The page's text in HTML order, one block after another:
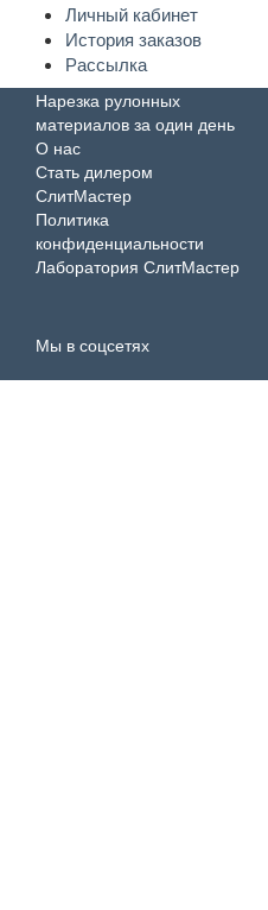
Личный кабинет
История заказов
Рассылка
Нарезка рулонных
материалов за один день
О нас
Стать дилером
СлитМастер
Политика
конфиденциальности
Лаборатория СлитМастер
Мы в соцсетях